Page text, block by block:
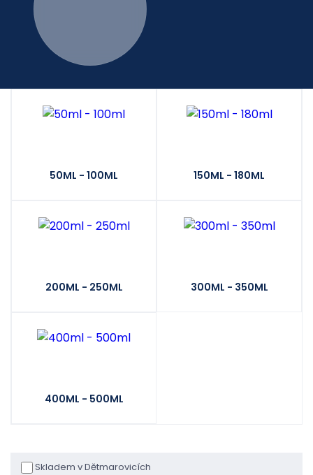
50ML - 100ML 150ML - 180ML
200ML - 250ML 300ML - 350ML
400ML - 500ML
Skladem v Dětmarovicích